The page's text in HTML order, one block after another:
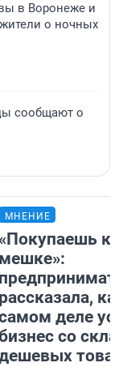
в Воронеже и
о ночных
сообщают о
МНЕНИЕ
«Покупаешь
мешке»:
рассказала,
деле
со